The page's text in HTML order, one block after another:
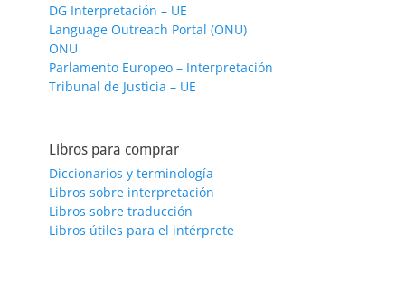
DG Interpretación – UE
Language Outreach Portal (ONU)
ONU
Parlamento Europeo – Interpretación
Tribunal de Justicia – UE
Libros para comprar
Diccionarios y terminología
Libros sobre interpretación
Libros sobre traducción
Libros útiles para el intérprete